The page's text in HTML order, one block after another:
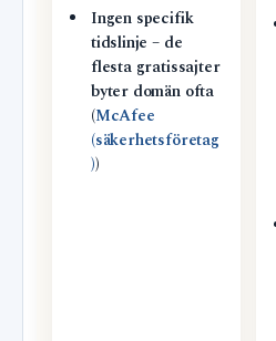
Ingen specifik
tidslinje – de
flesta gratissajter
byter domän ofta
(McAfee
(säkerhetsföretag
))